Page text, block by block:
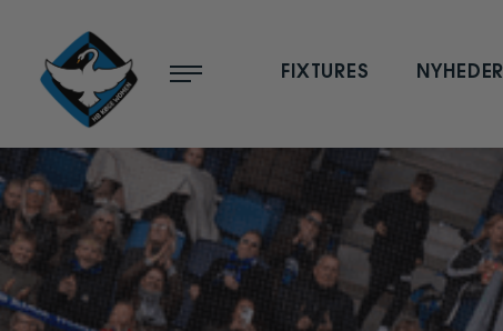
FIXTURES
NYHEDER